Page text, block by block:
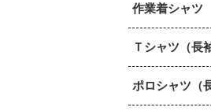
作業着シャツ
Ｔシャツ（長
ポロシャツ（